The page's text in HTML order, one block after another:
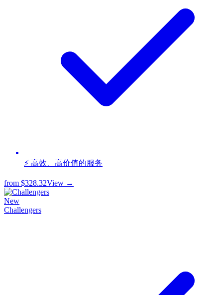
⚡ 高效、高价值的服务
from $328.32View →
New
Challengers